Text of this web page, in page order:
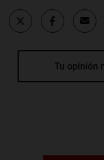
Tu opinión